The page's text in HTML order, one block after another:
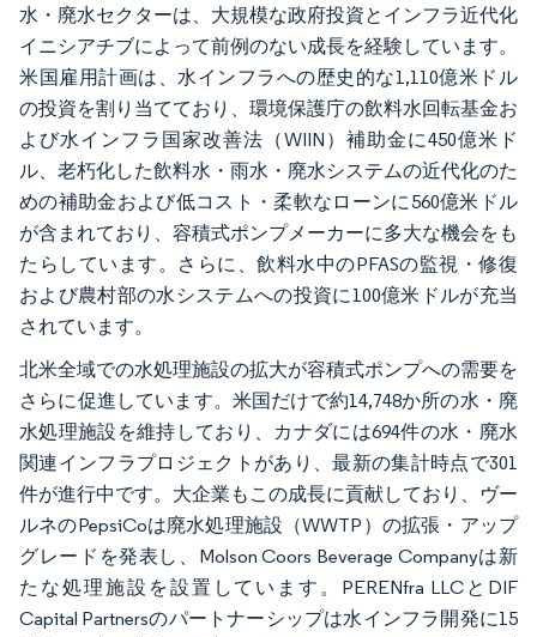
水・廃水セクターは、大規模な政府投資とインフラ近代化
イニシアチブによって前例のない成長を経験しています。
米国雇用計画は、水インフラへの歴史的な1,110億米ドル
の投資を割り当てており、環境保護庁の飲料水回転基金お
よび水インフラ国家改善法（WIIN）補助金に450億米ド
ル、老朽化した飲料水・雨水・廃水システムの近代化のた
めの補助金および低コスト・柔軟なローンに560億米ドル
が含まれており、容積式ポンプメーカーに多大な機会をも
たらしています。さらに、飲料水中のPFASの監視・修復
および農村部の水システムへの投資に100億米ドルが充当
されています。
北米全域での水処理施設の拡大が容積式ポンプへの需要を
さらに促進しています。米国だけで約14,748か所の水・廃
水処理施設を維持しており、カナダには694件の水・廃水
関連インフラプロジェクトがあり、最新の集計時点で301
件が進行中です。大企業もこの成長に貢献しており、ヴー
ルネのPepsiCoは廃水処理施設（WWTP）の拡張・アップ
グレードを発表し、Molson Coors Beverage Companyは新
たな処理施設を設置しています。PERENfra LLCとDIF
Capital Partnersのパートナーシップは水インフラ開発に15